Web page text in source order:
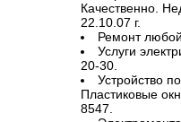
Качественно.
22.10.07 г.
Ремонт
Услуги
20-30.
Устройство
Пластиковые
8547.